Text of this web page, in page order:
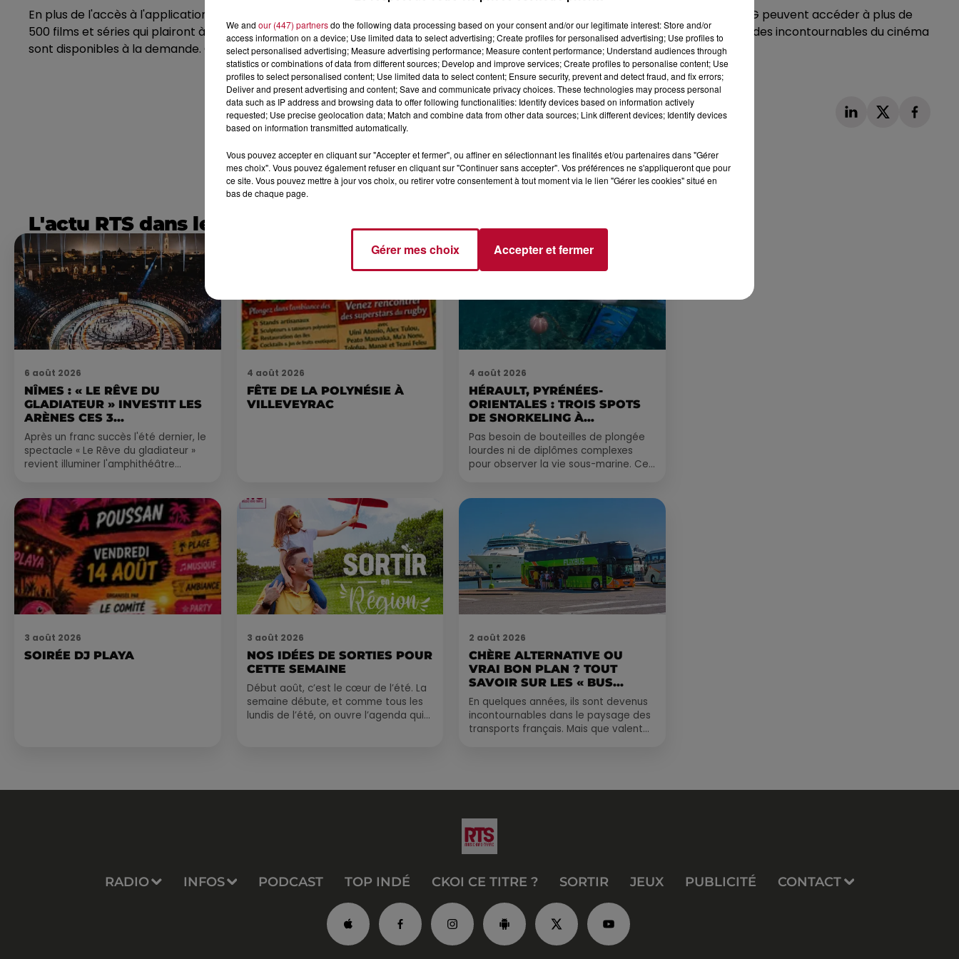
En plus de l'accès à l'application OQEE by Free, l'offre inclut également OQEE Ciné. Avec OQEE Ciné, les abonnés au Forfait Free 5G peuvent accéder à plus de
500 films et séries qui plairont à toute la famille. Des blockbusters, des séries cultes, des comédies, des dessins animés, mais aussi des incontournables du cinéma
sont disponibles à la demande. C'est un véritable cinéma à portée de main, où que vous soyez.
L'actu RTS dans le Sud Voir plus
6 août 2026
NÎMES : « LE RÊVE DU
GLADIATEUR » INVESTIT LES
ARÈNES CES 3...
Après un franc succès l'été dernier, le
spectacle « Le Rêve du gladiateur »
revient illuminer l'amphithéâtre
4 août 2026
FÊTE DE LA POLYNÉSIE À
VILLEVEYRAC
4 août 2026
HÉRAULT, PYRÉNÉES-
ORIENTALES : TROIS SPOTS
DE SNORKELING À
EXPLORER...
Pas besoin de bouteilles de plongée
lourdes ni de diplômes complexes
pour observer la vie sous-marine. Cet
3 août 2026
SOIRÉE DJ PLAYA
3 août 2026
NOS IDÉES DE SORTIES POUR
CETTE SEMAINE
Début août, c’est le cœur de l’été. La
semaine débute, et comme tous les
lundis de l’été, on ouvre l’agenda qui
2 août 2026
CHÈRE ALTERNATIVE OU
VRAI BON PLAN ? TOUT
SAVOIR SUR LES « BUS...
En quelques années, ils sont devenus
incontournables dans le paysage des
transports français. Mais que valent
RADIO INFOS PODCAST TOP INDÉ CKOI CE TITRE ? SORTIR JEUX PUBLICITÉ CONTACT
We and our (447) partnersdo the following data processing based on your consent and/or our legitimate interest: Store and/or
access information on a device; Use limited data to select advertising; Create profiles for personalised advertising; Use profiles to
select personalised advertising; Measure advertising performance; Measure content performance; Understand audiences through
statistics or combinations of data from different sources; Develop and improve services; Create profiles to personalise content; Use
profiles to select personalised content; Use limited data to select content; Ensure security, prevent and detect fraud, and fix errors;
Deliver and present advertising and content; Save and communicate privacy choices. These technologies may process personal
data such as IP address and browsing data to offer following functionalities: Identify devices based on information actively
requested; Use precise geolocation data; Match and combine data from other data sources; Link different devices; Identify devices
based on information transmitted automatically.
Vous pouvez accepter en cliquant sur "Accepter et fermer", ou affiner en sélectionnant les finalités et/ou partenaires dans "Gérer
mes choix". Vous pouvez également refuser en cliquant sur "Continuer sans accepter". Vos préférences ne s'appliqueront que pour
ce site. Vous pouvez mettre à jour vos choix, ou retirer votre consentement à tout moment via le lien "Gérer les cookies" situé en
bas de chaque page.
Gérer mes choix Accepter et fermer